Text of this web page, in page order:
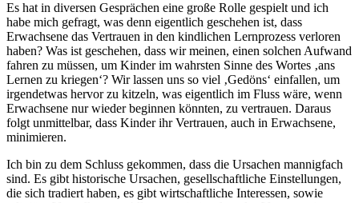
Es hat in diversen Gesprächen eine große Rolle gespielt und ich
habe mich gefragt, was denn eigentlich geschehen ist, dass
Erwachsene das Vertrauen in den kindlichen Lernprozess verloren
haben? Was ist geschehen, dass wir meinen, einen solchen Aufwand
fahren zu müssen, um Kinder im wahrsten Sinne des Wortes ‚ans
Lernen zu kriegen‘? Wir lassen uns so viel ‚Gedöns‘ einfallen, um
irgendetwas hervor zu kitzeln, was eigentlich im Fluss wäre, wenn
Erwachsene nur wieder beginnen könnten, zu vertrauen. Daraus
folgt unmittelbar, dass Kinder ihr Vertrauen, auch in Erwachsene,
minimieren.
Ich bin zu dem Schluss gekommen, dass die Ursachen mannigfach
sind. Es gibt historische Ursachen, gesellschaftliche Einstellungen,
die sich tradiert haben, es gibt wirtschaftliche Interessen, sowie